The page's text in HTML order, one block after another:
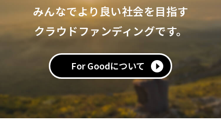
みんなでより良い社会を目指す
クラウドファンディングです。
For Goodについて